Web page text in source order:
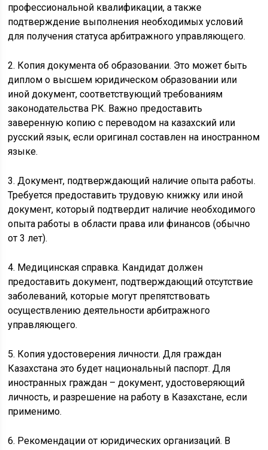
профессиональной квалификации, а также
подтверждение выполнения необходимых условий
для получения статуса арбитражного управляющего.
2. Копия документа об образовании. Это может быть
диплом о высшем юридическом образовании или
иной документ, соответствующий требованиям
законодательства РК. Важно предоставить
заверенную копию с переводом на казахский или
русский язык, если оригинал составлен на иностранном
языке.
3. Документ, подтверждающий наличие опыта работы.
Требуется предоставить трудовую книжку или иной
документ, который подтвердит наличие необходимого
опыта работы в области права или финансов (обычно
от 3 лет).
4. Медицинская справка. Кандидат должен
предоставить документ, подтверждающий отсутствие
заболеваний, которые могут препятствовать
осуществлению деятельности арбитражного
управляющего.
5. Копия удостоверения личности. Для граждан
Казахстана это будет национальный паспорт. Для
иностранных граждан – документ, удостоверяющий
личность, и разрешение на работу в Казахстане, если
применимо.
6. Рекомендации от юридических организаций. В